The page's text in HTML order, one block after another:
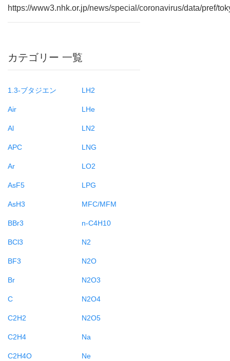
https://www3.nhk.or.jp/news/special/coronavirus/data/pref/
カテゴリー 一覧
1.3-ブタジエン
Air
Al
APC
Ar
AsF5
AsH3
BBr3
BCl3
BF3
Br
C
C2H2
C2H4
C2H4O
LH2
LHe
LN2
LNG
LO2
LPG
MFC/MFM
n-C4H10
N2
N2O
N2O3
N2O4
N2O5
Na
Ne